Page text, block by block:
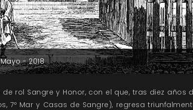
Mayo -2018
rol Sangre y Honor, con el que, tras diez años
7º Mar y Casas de Sangre), regresa